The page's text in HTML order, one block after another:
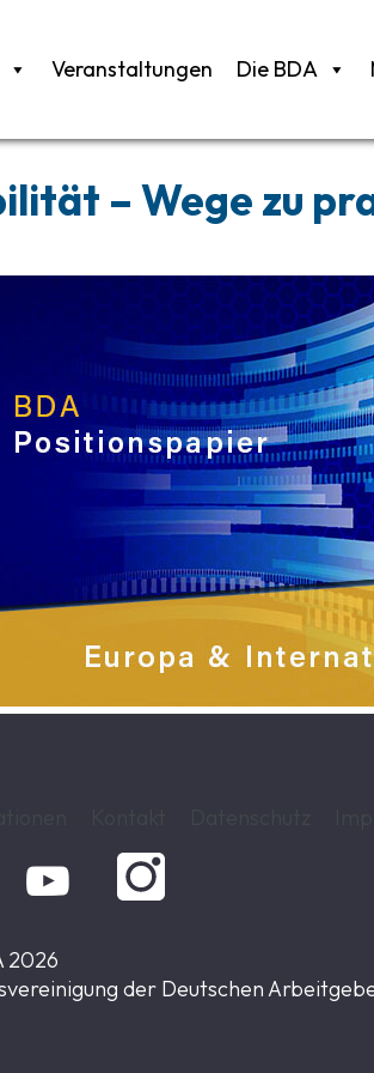
Veranstaltungen Die BDA
– Wege zu

2026
der Deutschen